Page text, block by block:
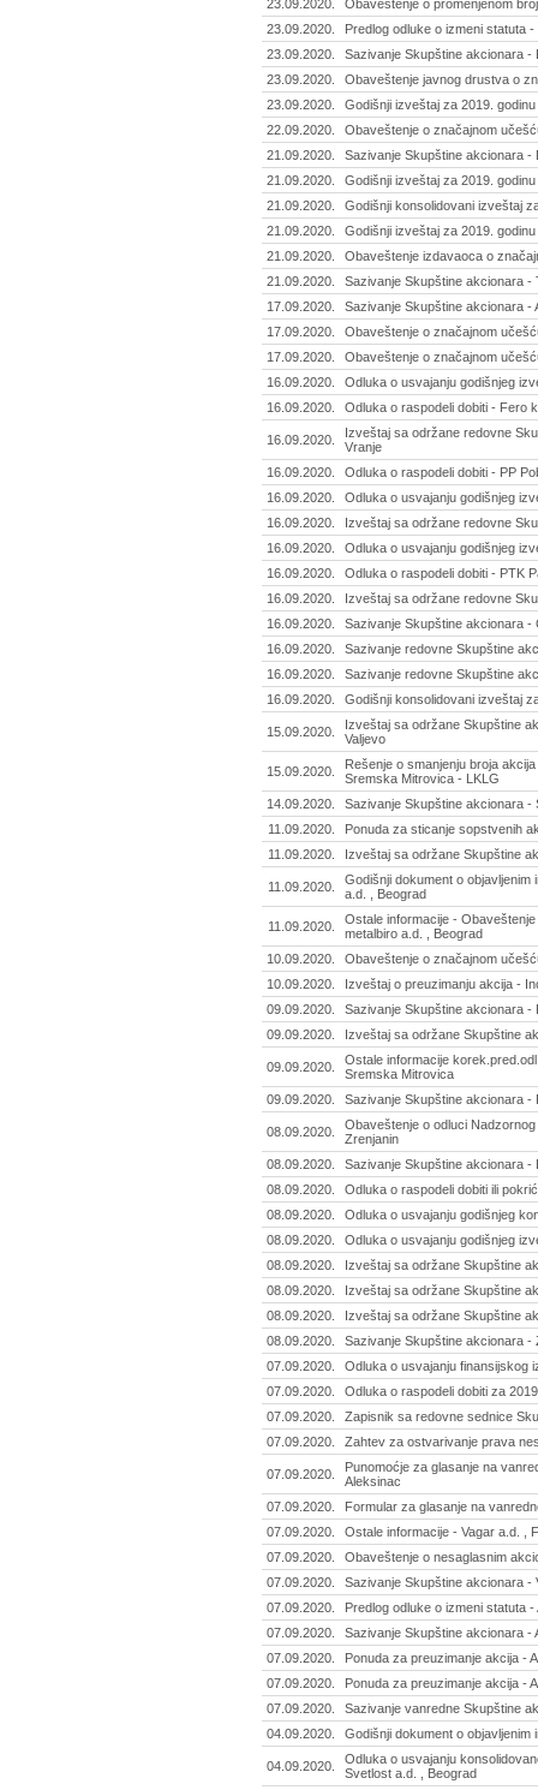
23.09.2020.
Obaveštenje o promenjenom
23.09.2020.
Predlog odluke o izmeni statuta
23.09.2020.
Sazivanje Skupštine akcionara
23.09.2020.
Obaveštenje javnog drustva o
23.09.2020.
Godišnji izveštaj za 2019.
22.09.2020.
Obaveštenje o značajnom
21.09.2020.
Sazivanje Skupštine akcionara -
21.09.2020.
Godišnji izveštaj za 2019.
21.09.2020.
Godišnji konsolidovani izveštaj
21.09.2020.
Godišnji izveštaj za 2019.
21.09.2020.
Obaveštenje izdavaoca o
21.09.2020.
Sazivanje Skupštine akcionara -
17.09.2020.
Sazivanje Skupštine akcionara -
17.09.2020.
Obaveštenje o značajnom
17.09.2020.
Obaveštenje o značajnom
16.09.2020.
Odluka o usvajanju godišnjeg
16.09.2020.
Odluka o raspodeli dobiti - Fero
16.09.2020.
Izveštaj sa održane redovne
Vranje
16.09.2020.
Odluka o raspodeli dobiti - PP
16.09.2020.
Odluka o usvajanju godišnjeg
16.09.2020.
Izveštaj sa održane redovne
16.09.2020.
Odluka o usvajanju godišnjeg
16.09.2020.
Odluka o raspodeli dobiti - PTK
16.09.2020.
Izveštaj sa održane redovne
16.09.2020.
Sazivanje Skupštine akcionara -
16.09.2020.
Sazivanje redovne Skupštine
16.09.2020.
Sazivanje redovne Skupštine
16.09.2020.
Godišnji konsolidovani izveštaj
15.09.2020.
Izveštaj sa održane Skupštine
Valjevo
15.09.2020.
Rešenje o smanjenju broja
Sremska Mitrovica - LKLG
14.09.2020.
Sazivanje Skupštine akcionara -
11.09.2020.
Ponuda za sticanje sopstvenih
11.09.2020.
Izveštaj sa održane Skupštine
11.09.2020.
Godišnji dokument o
a.d. , Beograd
11.09.2020.
Ostale informacije -
metalbiro a.d. , Beograd
10.09.2020.
Obaveštenje o značajnom
10.09.2020.
Izveštaj o preuzimanju akcija -
09.09.2020.
Sazivanje Skupštine akcionara -
09.09.2020.
Izveštaj sa održane Skupštine
09.09.2020.
Ostale informacije
Sremska Mitrovica
09.09.2020.
Sazivanje Skupštine akcionara -
08.09.2020.
Obaveštenje o odluci
Zrenjanin
08.09.2020.
Sazivanje Skupštine akcionara -
08.09.2020.
Odluka o raspodeli dobiti ili
08.09.2020.
Odluka o usvajanju godišnjeg
08.09.2020.
Odluka o usvajanju godišnjeg
08.09.2020.
Izveštaj sa održane Skupštine
08.09.2020.
Izveštaj sa održane Skupštine
08.09.2020.
Izveštaj sa održane Skupštine
08.09.2020.
Sazivanje Skupštine akcionara -
07.09.2020.
Odluka o usvajanju finansijskog
07.09.2020.
Odluka o raspodeli dobiti za
07.09.2020.
Zapisnik sa redovne sednice
07.09.2020.
Zahtev za ostvarivanje prava
07.09.2020.
Punomoćje za glasanje na
Aleksinac
07.09.2020.
Formular za glasanje na
07.09.2020.
Ostale informacije - Vagar a.d. ,
07.09.2020.
Obaveštenje o nesaglasnim
07.09.2020.
Sazivanje Skupštine akcionara -
07.09.2020.
Predlog odluke o izmeni statuta -
07.09.2020.
Sazivanje Skupštine akcionara -
07.09.2020.
Ponuda za preuzimanje akcija -
07.09.2020.
Ponuda za preuzimanje akcija -
07.09.2020.
Sazivanje vanredne Skupštine
04.09.2020.
Godišnji dokument o objavljenim
04.09.2020.
Odluka o usvajanju
Svetlost a.d. , Beograd